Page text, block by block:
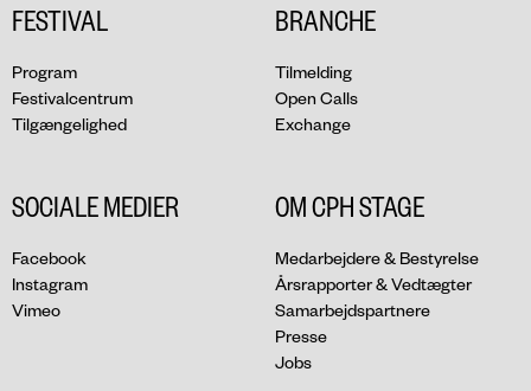
FESTIVAL
Program
Festivalcentrum
Tilgængelighed
BRANCHE
Tilmelding
Open Calls
Exchange
SOCIALE MEDIER
Facebook
Instagram
Vimeo
OM CPH STAGE
Medarbejdere & Bestyrelse
Årsrapporter & Vedtægter
Samarbejdspartnere
Presse
Jobs